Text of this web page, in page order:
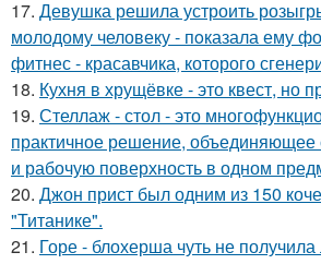
17. Девушка решила устроить
молодому человеку - пoказала ему
фитнес - красавчика, которого
18. Кухня в хрущёвке - это квест, но
19. Стеллаж - стол - это
практичное решение, объединяющее
и рабочую поверхность в одном
20. Джон прист был одним из 150
"Титанике".
21. Горе - блохерша чуть не